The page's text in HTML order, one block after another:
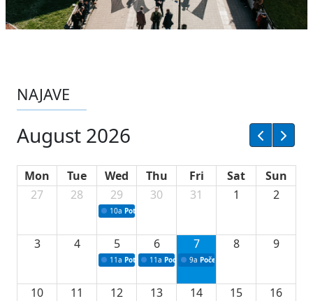
NAJAVE
August 2026
Mon Tue Wed Thu Fri Sat
Sun
27
28 29
10a Potpisivanje ugovora sa neprofitnim
30 31 1 2
3 4 5
11a Potpisivanje ugovora o stipendijama za
6
11a Podrška razvoju vodne infrastrukture u
7
9a Početak izgradnje nove
8 9
10 11 12 13 14 15 16